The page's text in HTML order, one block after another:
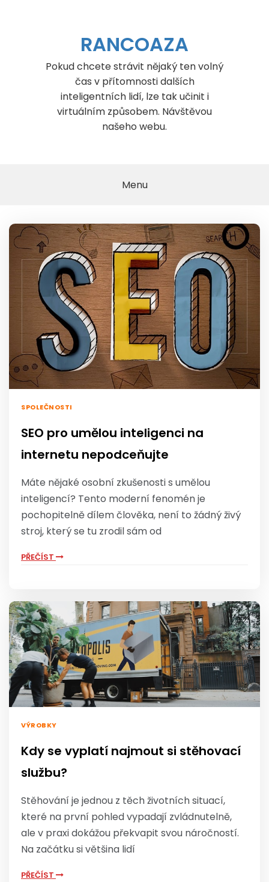
RANCOAZA
Pokud chcete strávit nějaký ten volný
čas v přítomnosti dalších
inteligentních lidí, lze tak učinit i
virtuálním způsobem. Návštěvou
našeho webu.
Menu
SPOLEČNOSTI
SEO pro umělou inteligenci na
internetu nepodceňujte
Máte nějaké osobní zkušenosti s umělou
inteligencí? Tento moderní fenomén je
pochopitelně dílem člověka, není to žádný živý
stroj, který se tu zrodil sám od
PŘEČÍST
VÝROBKY
Kdy se vyplatí najmout si stěhovací
službu?
Stěhování je jednou z těch životních situací,
které na první pohled vypadají zvládnutelně,
ale v praxi dokážou překvapit svou náročností.
Na začátku si většina lidí
PŘEČÍST